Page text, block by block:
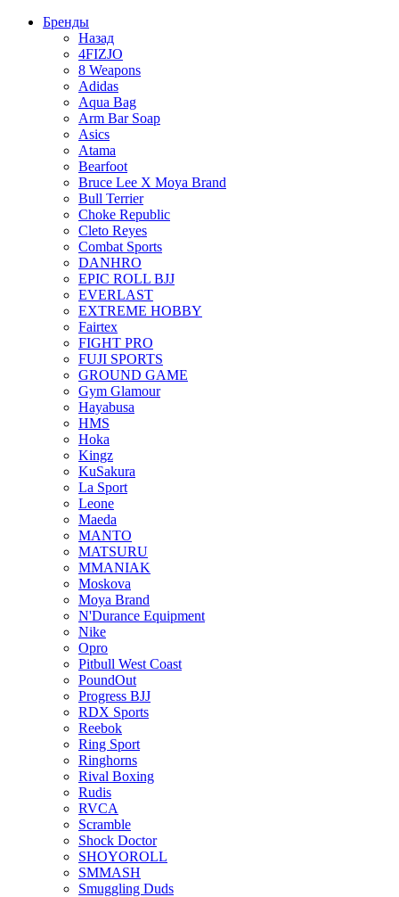
Бренды
Назад
4FIZJO
8 Weapons
Adidas
Aqua Bag
Arm Bar Soap
Asics
Atama
Bearfoot
Bruce Lee X Moya Brand
Bull Terrier
Choke Republic
Cleto Reyes
Combat Sports
DANHRO
EPIC ROLL BJJ
EVERLAST
EXTREME HOBBY
Fairtex
FIGHT PRO
FUJI SPORTS
GROUND GAME
Gym Glamour
Hayabusa
HMS
Hoka
Kingz
KuSakura
La Sport
Leone
Maeda
MANTO
MATSURU
MMANIAK
Moskova
Moya Brand
N'Durance Equipment
Nike
Opro
Pitbull West Coast
PoundOut
Progress BJJ
RDX Sports
Reebok
Ring Sport
Ringhorns
Rival Boxing
Rudis
RVCA
Scramble
Shock Doctor
SHOYOROLL
SMMASH
Smuggling Duds